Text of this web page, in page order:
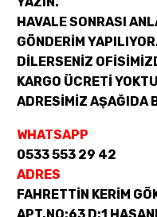
HAVALE SONRASI
GÖNDERİM
DİLERSENİZ
KARGO ÜCRETİ
ADRESİMİZ AŞAĞIDA
WHATSAPP
0533 553 29 42
ADRES
FAHRETTİN KERİM